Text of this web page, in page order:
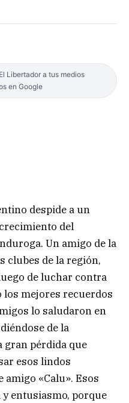
Libertador a tus medios
en Google
despide a un
del
Un amigo de la
clubes de la región,
de luchar contra
los mejores recuerdos
lo saludaron en
de la
gran pérdida que
esos lindos
«Calu». Esos
entusiasmo, porque